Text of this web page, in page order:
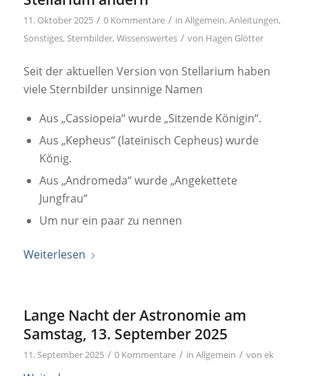
11. Oktober 2025 / 0 Kommentare / in Allgemein, Anleitungen,
Sonstiges, Sternbilder, Wissenswertes / von Hagen Glötter
Seit der aktuellen Version von Stellarium haben
viele Sternbilder unsinnige Namen
Aus „Cassiopeia“ wurde „Sitzende Königin“.
Aus „Kepheus“ (lateinisch Cepheus) wurde
König.
Aus „Andromeda“ wurde „Angekettete
Jungfrau“
Um nur ein paar zu nennen
Weiterlesen
Lange Nacht der Astronomie am
Samstag, 13. September 2025
11. September 2025 / 0 Kommentare / in Allgemein / von ek